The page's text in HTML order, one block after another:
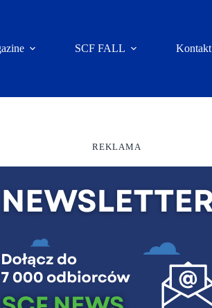
SCF FALL Kontakt
REKLAMA